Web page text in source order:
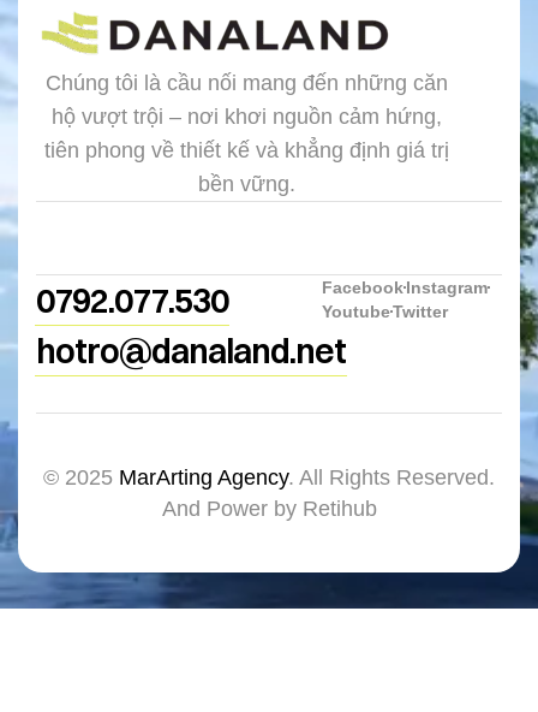
Chúng tôi là cầu nối mang đến những căn
hộ vượt trội – nơi khơi nguồn cảm hứng,
tiên phong về thiết kế và khẳng định giá trị
bền vững.
0792.077.530
hotro@danaland.net
FacebookInstagram
YoutubeTwitter
© 2025 MarArting Agency. All Rights Reserved.
And Power by Retihub